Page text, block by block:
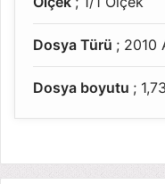
Dosya Türü ; 2010
Dosya boyutu ;